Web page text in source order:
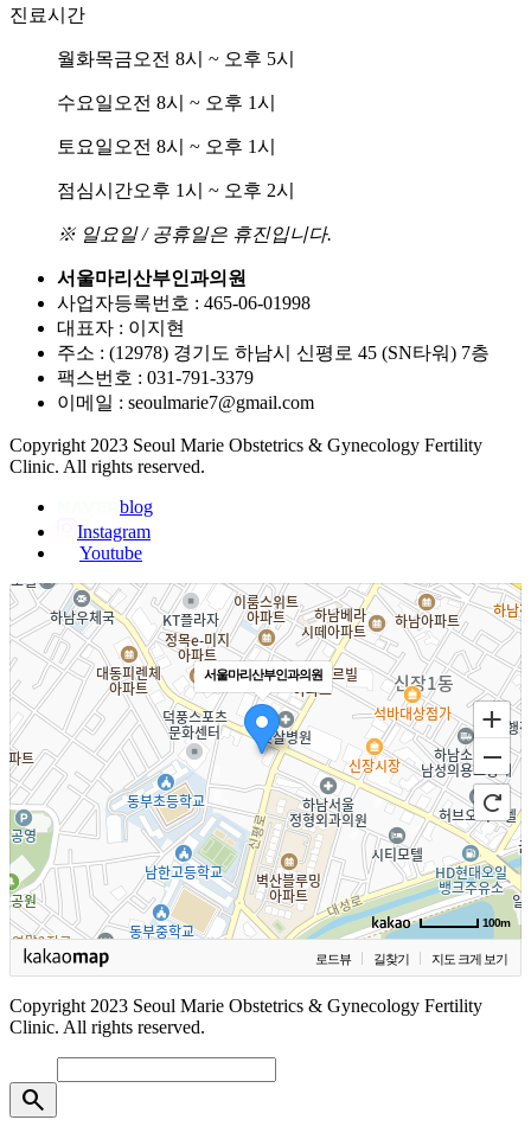
진료시간
월화목금오전 8시 ~ 오후 5시
수요일 오전 8시 ~ 오후 1시
토요일 오전 8시 ~ 오후 1시
점심시간오후 1시 ~ 오후 2시
※ 일요일 / 공휴일은 휴진입니다.
서울마리산부인과의원
사업자등록번호 : 465-06-01998
대표자 : 이지현
주소 : (12978) 경기도 하남시 신평로 45 (SN타워) 7층
팩스번호 : 031-791-3379
이메일 : seoulmarie7@gmail.com
Copyright 2023 Seoul Marie Obstetrics & Gynecology Fertility
Clinic. All rights reserved.
blog
Instagram
Youtube
서울마리산부인과의원
100m
로드뷰 길찾기 지도 크게 보기
Copyright 2023 Seoul Marie Obstetrics & Gynecology Fertility
Clinic. All rights reserved.
search